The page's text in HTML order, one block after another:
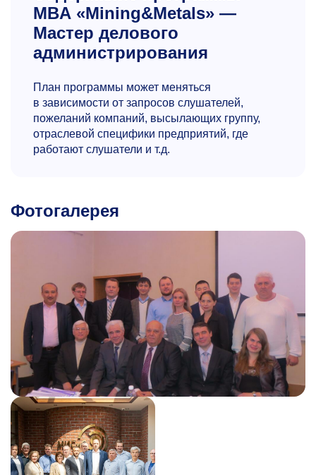
MBA «Mining&Metals» —
Мастер делового
администрирования
План программы может меняться
в зависимости от запросов слушателей,
пожеланий компаний, высылающих группу,
отраслевой специфики предприятий, где
работают слушатели и т.д.
Фотогалерея